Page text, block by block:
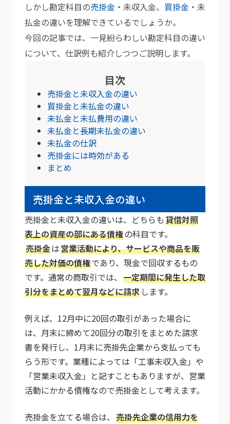
しかし勘定科目の売掛金 ・未収入金、 買掛金 ・未
払金の違いを理解できているでしょうか。
今回の記事では、一見紛らわしい勘定科目の違い
について、仕訳例も紹介しつつご説明します。
目次
売掛金と未収入金の違い
買掛金と未払金の違い
未払金と未払費用の違い
未払金と長期未払金の違い
未払金の仕訳
売掛金には時効がある
まとめ
売掛金と未収入金の違い
売掛金と未収入金の違いは、どちらも貸借対照
表上の資産の部にある債権の科目です。
売掛金は営業活動により、サービスや商品を販
売した対価の債権であり、現金で回収するもの
です。通常の商取引では、 一定期間に発生した取
引分をまとめて翌月などに請求 します。
例えば、12月中に20回の取引があった場合に
は、月末に締めて20回分の取引をまとめた請求
書を発行し、1月末に売掛先企業から支払っても
らう形です。業種によっては「工事未収入金」や
「営業未収入金」と記すこともありますが、営業
活動にかかる債権なので売掛金として考えます。
売掛金を立てる場合は、 売掛先企業の信用力を